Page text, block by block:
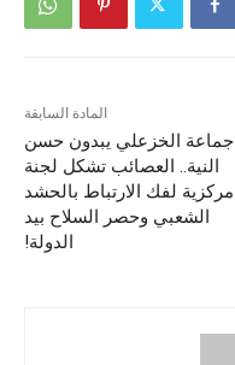
المادة السابقة
جماعة الخزعلي يبدون حسن
النية.. العصائب تشكل لجنة
مركزية لفك الارتباط بالحشد
الشعبي وحصر السلاح بيد
الدولة!